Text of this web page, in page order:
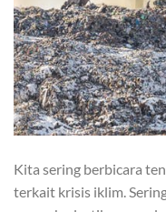
Kita sering berbicara
terkait krisis iklim.